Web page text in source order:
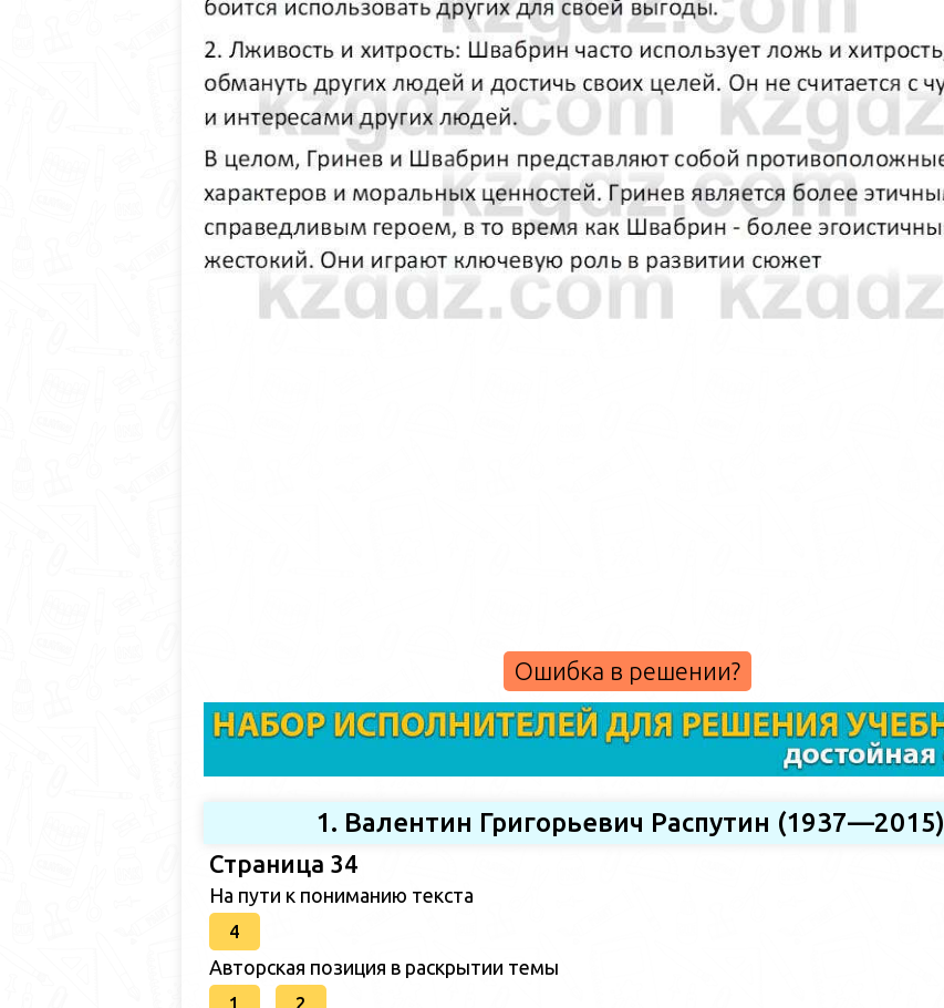
Ошибка в решении?
1. Валентин Григорьевич Распутин (1937—2015)
Страница 34
На пути к пониманию текста
4
Авторская позиция в раскрытии темы
1 2